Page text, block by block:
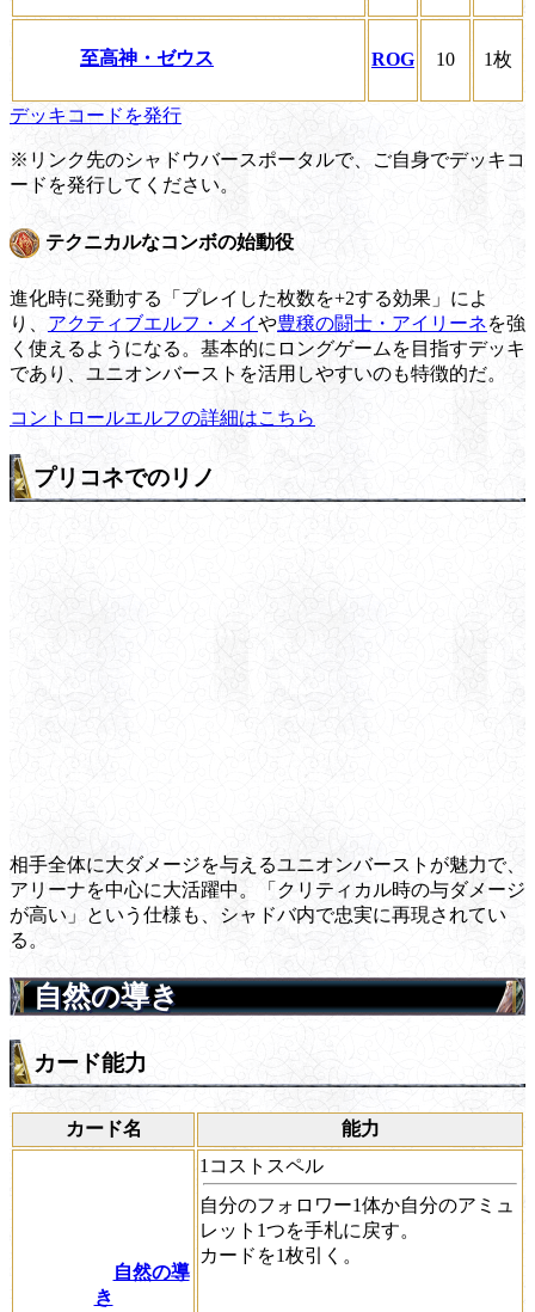
至高神・ゼウス ROG 10 1枚
デッキコードを発行
※リンク先のシャドウバースポータルで、ご自身でデッキコ
ードを発行してください。
テクニカルなコンボの始動役
進化時に発動する「プレイした枚数を+2する効果」によ
り、 アクティブエルフ・メイや豊穣の闘士・アイリーネを強
く使えるようになる。基本的にロングゲームを目指すデッキ
であり、ユニオンバーストを活用しやすいのも特徴的だ。
コントロールエルフの詳細はこちら
プリコネでのリノ
相手全体に大ダメージを与えるユニオンバーストが魅力で、
アリーナを中心に大活躍中。「クリティカル時の与ダメージ
が高い」という仕様も、シャドバ内で忠実に再現されてい
る。
自然の導き
カード能力
カード名 能力
自然の導
き
1コストスペル
自分のフォロワー1体か自分のアミュ
レット1つを手札に戻す。
カードを1枚引く。